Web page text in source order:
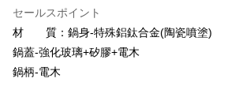
AFTEE代金後払い
説明
一、 AFTEE代金後払いについて
1.お支払い方法でAFTEE代金後払いを選択すると、
ウが表示されます。
ATM払い
セールスポイント
材 質：鍋身-特殊鋁鈦合金(陶瓷噴塗)
鍋蓋-強化玻璃+矽膠+電木
鍋柄-電木